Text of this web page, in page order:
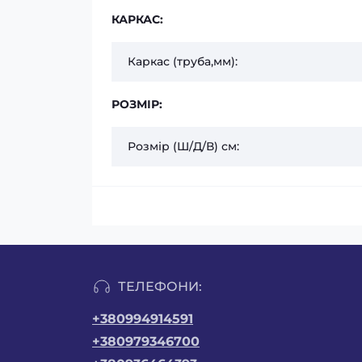
КАРКАС:
Каркас (труба,мм):
РОЗМІР:
Розмір (Ш/Д/В) см:
ТЕЛЕФОНИ:
+380994914591
+380979346700